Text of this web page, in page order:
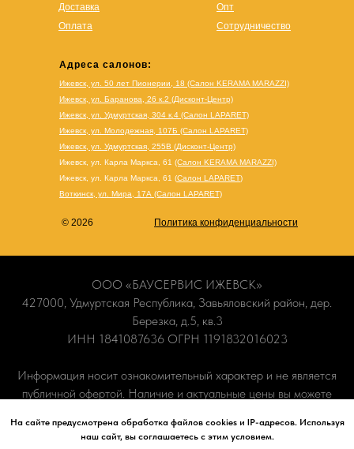
На сайте предусмотрена обработка файлов cookies и IP-адресов. Используя
наш сайт, вы соглашаетесь с этим условием.
Доставка
Оплата
Опт
Сотрудничество
Адреса салонов:
Ижевск, ул. 50 лет Пионерии, 18 (Салон KERAMA MARAZZI)
Ижевск, ул. Баранова, 26 к.2 (Дисконт-Центр)
Ижевск, ул. Удмуртская, 304 к.4 (Салон LAPARET)
Ижевск, ул. Молодежная, 107Б (Салон LAPARET)
Ижевск, ул. Удмуртская, 255В (Дисконт-Центр)
Ижевск, ул. Карла Маркса, 61 (Салон KERAMA MARAZZI)
Ижевск, ул. Карла Маркса, 61 (Салон LAPARET)
Воткинск, ул. Мира, 17А (Салон LAPARET)
© 2026 Политика конфиденциальности
ООО «БАУСЕРВИС ИЖЕВСК»
427000, Удмуртская Республика, Завьяловский район, дер.
Березка, д.5, кв.3
ИНН 1841087636 ОГРН 1191832016023
Информация носит ознакомительный характер и не является
публичной офертой. Наличие и актуальные цены вы можете
салонах.